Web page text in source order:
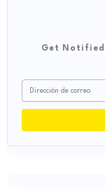
Get Notified